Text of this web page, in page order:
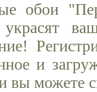
обои
и
вы можете